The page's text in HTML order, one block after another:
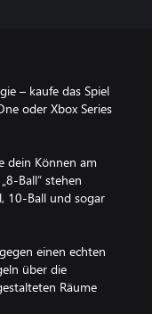
– kaufe das Spiel
oder Xbox Series
dein Können am
Ball“ stehen
10-Ball und sogar
einen echten
über die
Räume